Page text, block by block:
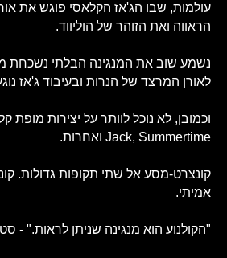
עולמות, שבו הג'אז הקלאסי פוגש את
הראווה ואת הזוהר של הוליווד.
נשמע שוב את המנגינה הבלתי נשכחת
לאורן המרצד של הנרות ובעיבוד ג'אז
Jack, Summertime ואחרות.
קונצרט-מסע אל שתי תקופות גדולות.
אמיתי.
"הקולנוע הוא מנגינה שניתן לראות." -